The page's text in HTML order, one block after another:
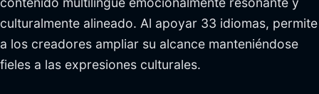
culturalmente alineado. Al apoyar 33 idiomas, permite
a los creadores ampliar su alcance manteniéndose
fieles a las expresiones culturales.